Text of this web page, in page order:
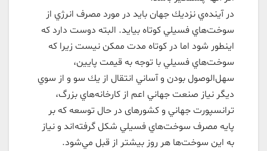
در آينده‌ي نزديك جهان باید در مورد مصرف انرژي از
سوخت‌هاي فسيلي كوتاه بیاید. البته دوست دارد كه
اينطور شود اما در كوتاه مدت ممكن نيست زيرا كه
سوخت‌هاي فسيلي با توجه به قيمت پايين،
سهل‌الوصول بودن و آساني انتقال از يك سو و از سوي
ديگر نیاز صنعت جهاني اعم از كارخانه‌هاي بزرگ،
ترانسپورت جهاني و کشورهای در حال توسعه که بر
پايه مصرف سوخت‌هاي فسيلي شكل گرفته‌اند و نياز
به اين سوخت‌ها هر روز بيشتر از قبل مي‌شود.